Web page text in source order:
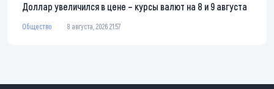
Доллар увеличился в цене – курсы валют на 8 и 9 августа
Общество 8 августа, 2026 21:57